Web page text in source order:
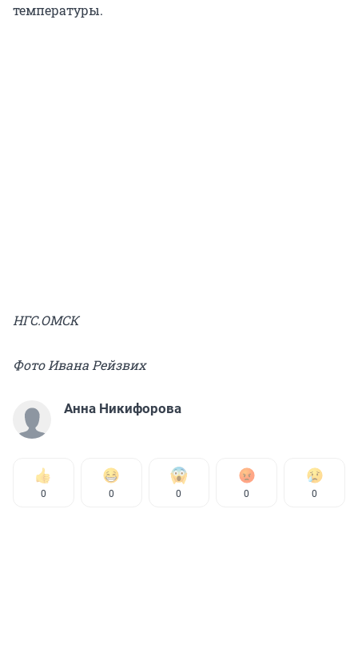
температуры.
НГС.ОМСК
Фото Ивана Рейзвих
Анна Никифорова
0 0 0 0 0